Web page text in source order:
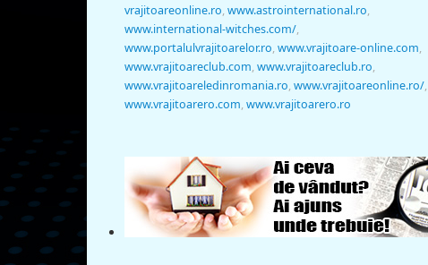
vrajitoareonline.ro,www.astrointernational.ro,
www.international-witches.com/,
www.portalulvrajitoarelor.ro,www.vrajitoare-online.com,
www.vrajitoareclub.com,www.vrajitoareclub.ro,
www.vrajitoareledinromania.ro,www.vrajitoareonline.ro/,
www.vrajitoarero.com,www.vrajitoarero.ro